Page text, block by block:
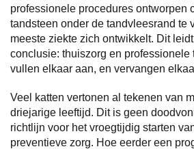
professionele procedures ontworpen
tandsteen onder de tandvleesrand te
meeste ziekte zich ontwikkelt. Dit
conclusie: thuiszorg en professionele
vullen elkaar aan, en vervangen
Veel katten vertonen al tekenen van
driejarige leeftijd. Dit is geen
richtlijn voor het vroegtijdig starten
preventieve zorg. Hoe eerder een